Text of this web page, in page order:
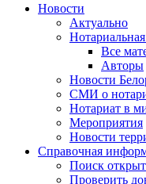
Новости
Актуально
Все
Авторы
Новости
СМИ о
Нотариат в
Мероприятия
Новости
Справочная
Поиск
Проверить